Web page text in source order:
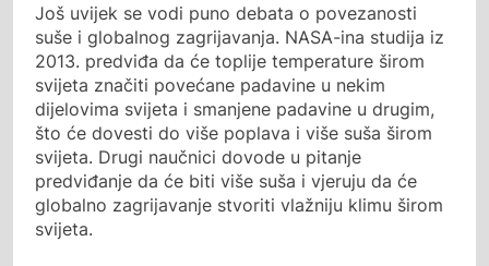
Još uvijek se vodi puno debata o povezanosti
suše i globalnog zagrijavanja. NASA-ina studija iz
2013. predviđa da će toplije temperature širom
svijeta značiti povećane padavine u nekim
dijelovima svijeta i smanjene padavine u drugim,
što će dovesti do više poplava i više suša širom
svijeta. Drugi naučnici dovode u pitanje
predviđanje da će biti više suša i vjeruju da će
globalno zagrijavanje stvoriti vlažniju klimu širom
svijeta.